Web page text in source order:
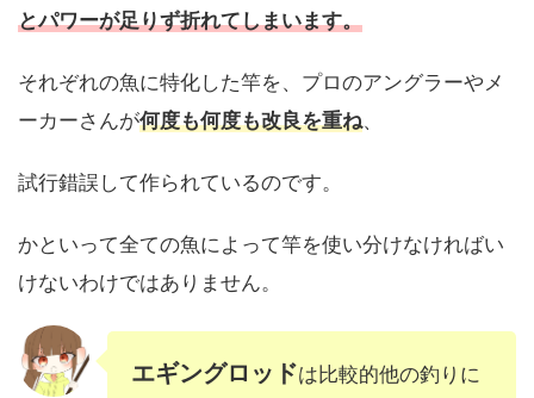
とパワーが足りず折れてしまいます。
それぞれの魚に特化した竿を、プロのアングラーやメ
ーカーさんが何度も何度も改良を重ね、
試行錯誤して作られているのです。
かといって全ての魚によって竿を使い分けなければい
けないわけではありません。
エギングロッドは比較的他の釣りに